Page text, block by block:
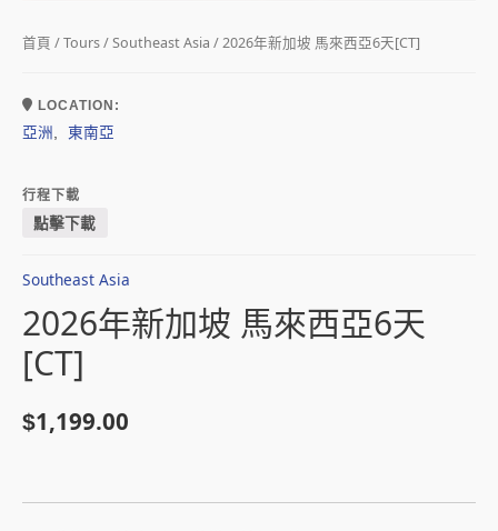
首頁 /Tours/Southeast Asia / 2026年新加坡 馬來西亞6天[CT]
LOCATION:
亞洲, 東南亞
行程下載
點擊下載
Southeast Asia
2026年新加坡 馬來西亞6天
[CT]
$1,199.00